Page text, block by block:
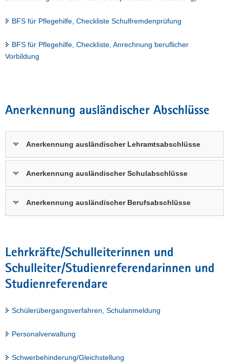
BFS für Pflegehilfe, Checkliste Schulfremdenprüfung
BFS für Pflegehilfe, Checkliste, Anrechnung beruflicher
Vorbildung
Anerkennung ausländischer Abschlüsse
Anerkennung ausländischer Lehramtsabschlüsse
Anerkennung ausländischer Schulabschlüsse
Anerkennung ausländischer Berufsabschlüsse
Lehrkräfte/Schulleiterinnen und
Schulleiter/Studienreferendarinnen und
Studienreferendare
Schülerübergangsverfahren, Schulanmeldung
Personalverwaltung
Schwerbehinderung/Gleichstellung